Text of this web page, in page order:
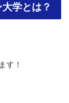
学とは？
す！